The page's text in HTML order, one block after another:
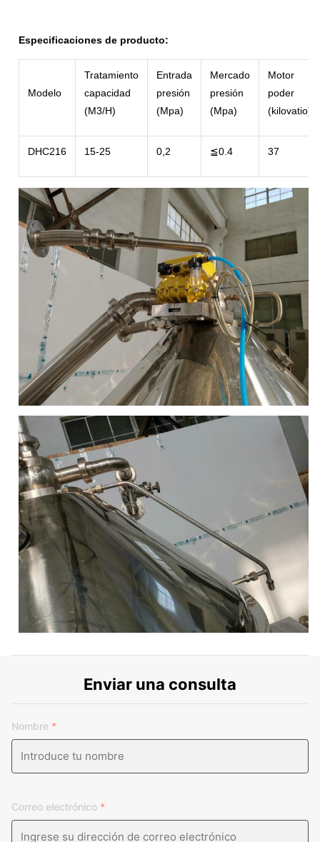
Especificaciones de producto:
Modelo
Tratamiento
capacidad
(M3/H)
Entrada
presión
(Mpa)
Mercado
presión
(Mpa)
Motor
poder
(kilovatio)
DHC216 15-25 0,2 ≦0.4 37
Enviar una consulta
Nombre *
Correo electrónico *